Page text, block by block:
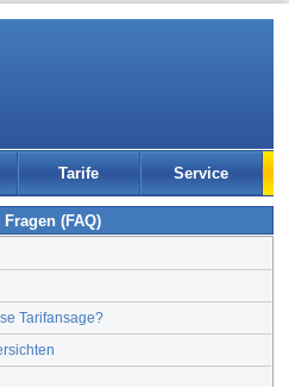
Tarife Service
Fragen (FAQ)
Tarifansage?